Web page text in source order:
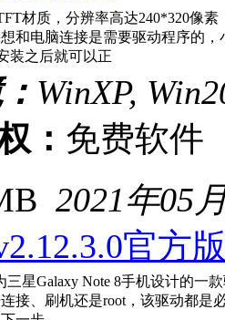
材质，分辨率高达240*320像
和电脑连接是需要驱动程序的
装之后就可以正
WinXP,
： 免费软
2021年05
官方
三星Galaxy Note 8手机设计的
接、刷机还是root，该驱动都是